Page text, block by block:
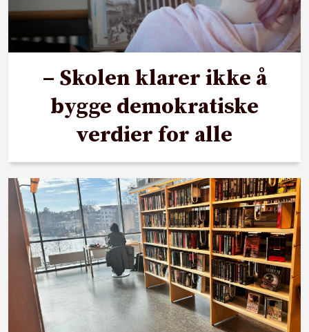
– Skolen klarer ikke å
bygge demokratiske
verdier for alle